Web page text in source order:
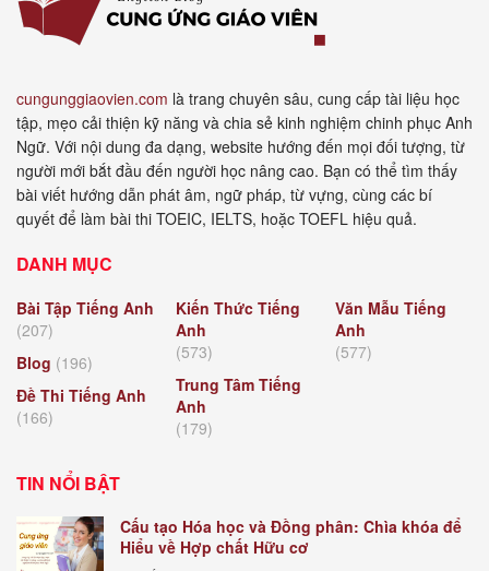
cungunggiaovien.com là trang chuyên sâu, cung cấp tài liệu học
tập, mẹo cải thiện kỹ năng và chia sẻ kinh nghiệm chinh phục Anh
Ngữ. Với nội dung đa dạng, website hướng đến mọi đối tượng, từ
người mới bắt đầu đến người học nâng cao. Bạn có thể tìm thấy
bài viết hướng dẫn phát âm, ngữ pháp, từ vựng, cùng các bí
quyết để làm bài thi TOEIC, IELTS, hoặc TOEFL hiệu quả.
DANH MỤC
Bài Tập Tiếng Anh
(207)
Blog (196)
Đề Thi Tiếng Anh
(166)
Kiến Thức Tiếng
Anh
(573)
Trung Tâm Tiếng
Anh
(179)
Văn Mẫu Tiếng
Anh
(577)
TIN NỔI BẬT
Cấu tạo Hóa học và Đồng phân: Chìa khóa để
Hiểu về Hợp chất Hữu cơ